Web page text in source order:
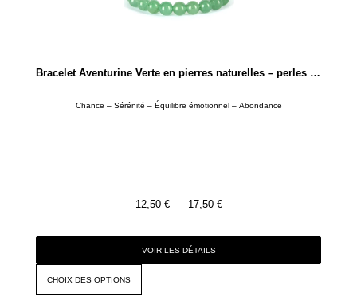
Bracelet Aventurine Verte en pierres naturelles – perles rondes de 4mm ou 8mm
Chance – Sérénité – Équilibre émotionnel – Abondance
12,50 € – 17,50 €
VOIR LES DÉTAILS
CHOIX DES OPTIONS